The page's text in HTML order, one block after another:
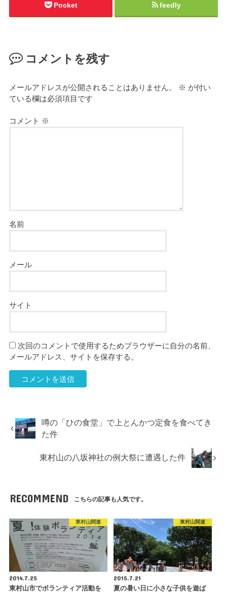
Pocket feedly
コメントを残す
メールアドレスが公開されることはありません。 ※ が付い
ている欄は必須項目です
コメント ※
名前
メール
サイト
次回のコメントで使用するためブラウザーに自分の名前、
メールアドレス、サイトを保存する。
噂の「ひの食堂」で上とんかつ定食を食べてき
た件
東村山の八坂神社の例大祭に遭遇した件
RECOMMEND こちらの記事も人気です。
東村山関連
2014.7.25
東村山市でボランティア活動を
東村山関連
2015.7.21
夏の暑い日に小さな子供を遊ば